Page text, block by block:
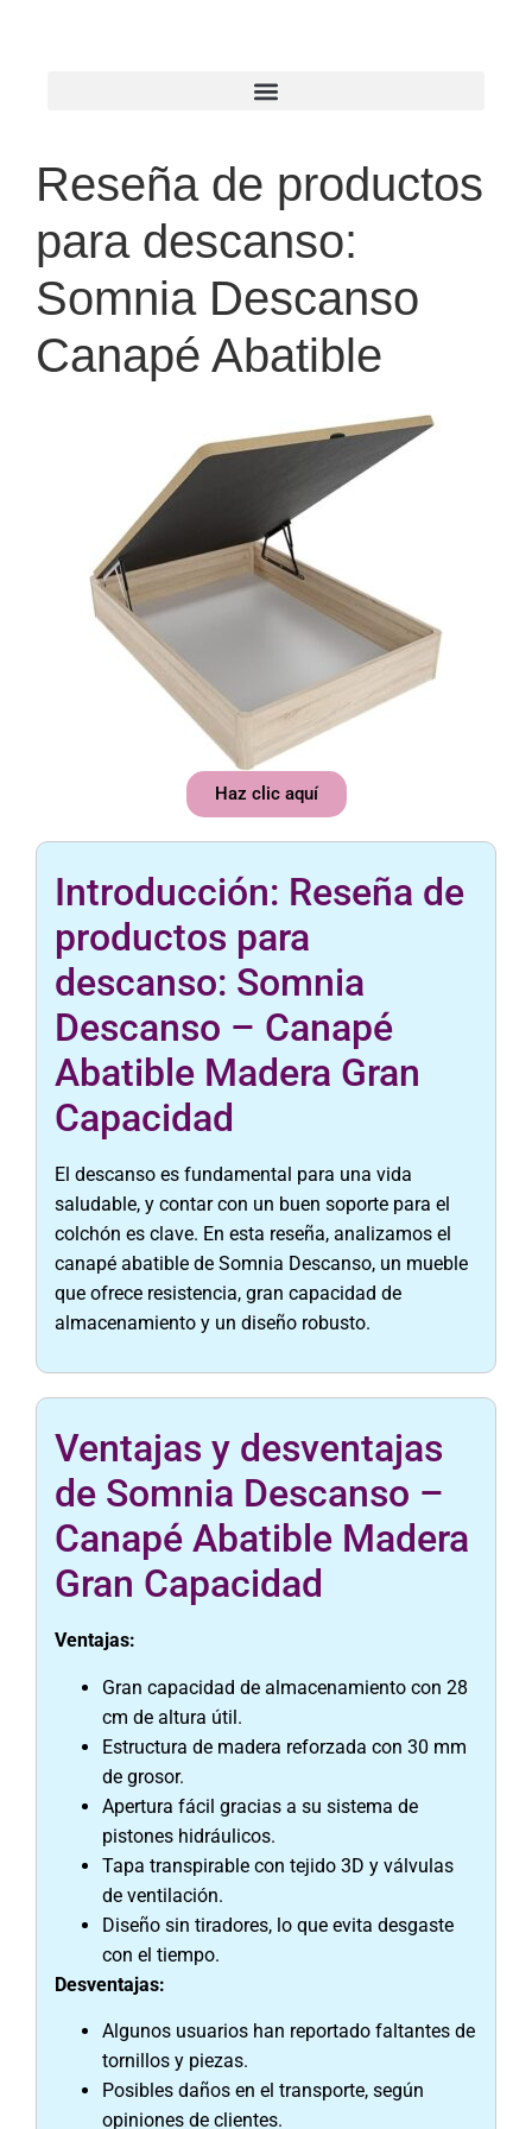
Reseña de productos
para descanso:
Somnia Descanso
Canapé Abatible
Haz clic aquí
Introducción: Reseña de
productos para
descanso: Somnia
Descanso – Canapé
Abatible Madera Gran
Capacidad
El descanso es fundamental para una vida
saludable, y contar con un buen soporte para el
colchón es clave. En esta reseña, analizamos el
canapé abatible de Somnia Descanso, un mueble
que ofrece resistencia, gran capacidad de
almacenamiento y un diseño robusto.
Ventajas y desventajas
de Somnia Descanso –
Canapé Abatible Madera
Gran Capacidad
Ventajas:
Gran capacidad de almacenamiento con 28
cm de altura útil.
Estructura de madera reforzada con 30 mm
de grosor.
Apertura fácil gracias a su sistema de
pistones hidráulicos.
Tapa transpirable con tejido 3D y válvulas
de ventilación.
Diseño sin tiradores, lo que evita desgaste
con el tiempo.
Desventajas:
Algunos usuarios han reportado faltantes de
tornillos y piezas.
Posibles daños en el transporte, según
opiniones de clientes.